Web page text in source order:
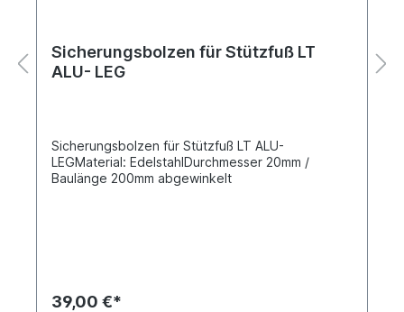
Sicherungsbolzen für Stützfuß LT
ALU- LEG
Sicherungsbolzen für Stützfuß LT ALU-
LEGMaterial: EdelstahlDurchmesser 20mm /
Baulänge 200mm abgewinkelt
39,00 €*